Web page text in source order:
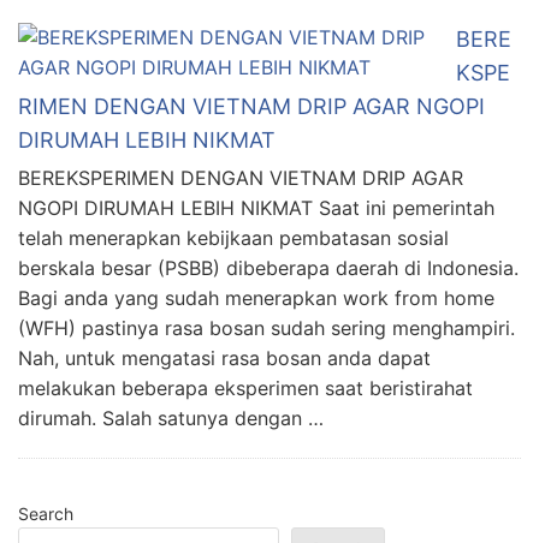
BERE
KSPE
RIMEN DENGAN VIETNAM DRIP AGAR NGOPI
DIRUMAH LEBIH NIKMAT
BEREKSPERIMEN DENGAN VIETNAM DRIP AGAR
NGOPI DIRUMAH LEBIH NIKMAT Saat ini pemerintah
telah menerapkan kebijkaan pembatasan sosial
berskala besar (PSBB) dibeberapa daerah di Indonesia.
Bagi anda yang sudah menerapkan work from home
(WFH) pastinya rasa bosan sudah sering menghampiri.
Nah, untuk mengatasi rasa bosan anda dapat
melakukan beberapa eksperimen saat beristirahat
dirumah. Salah satunya dengan …
Search